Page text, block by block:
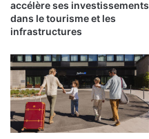
accélère ses investissements
dans le tourisme et les
infrastructures